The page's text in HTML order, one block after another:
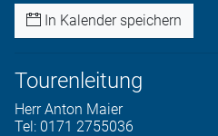
In Kalender speichern
Tourenleitung
Herr Anton Maier
Tel: 0171 2755036